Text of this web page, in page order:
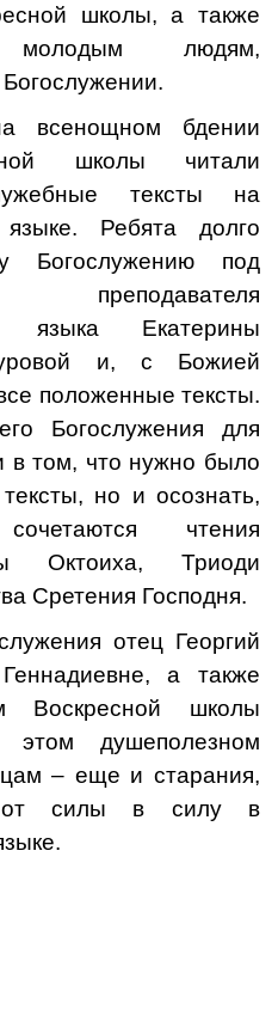
школы, а также
людям,
всенощном бдении
школы читали
тексты на
языке. Ребята долго
Богослужению под
языка Екатерины
и, с Божией
положенные тексты.
Богослужения для
в том, что нужно было
но и осознать,
чтения
Октоиха, Триоди
Сретения Господня.
отец Георгий
а также
Воскресной школы
душеполезном
– еще и старания,
от силы в силу в